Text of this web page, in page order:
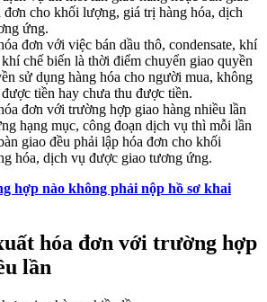
đơn cho khối lượng, giá trị hàng hóa, dịch
ứng.
đơn với việc bán dầu thô, condensate, khí
chế biến là thời điểm chuyển giao quyền
sử dụng hàng hóa cho người mua, không
tiền hay chưa thu được tiền.
đơn với trường hợp giao hàng nhiều lần
hạng mục, công đoạn dịch vụ thì mỗi lần
giao đều phải lập hóa đơn cho khối
hóa, dịch vụ được giao tương ứng.
hợp nào không phải nộp hồ sơ khai
hóa đơn với trường hợp
lần